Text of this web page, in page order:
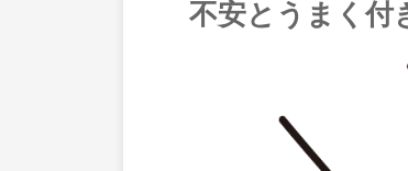
不安とうまく付